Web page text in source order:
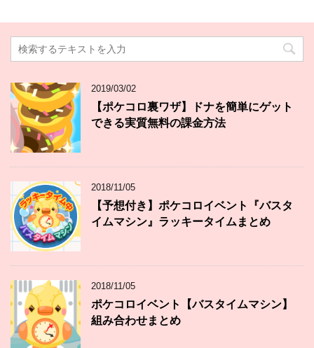
2019/03/02
【ポケコロ裏ワザ】ドナを簡単にゲット
できる実質無料の課金方法
2018/11/05
【予想付き】ポケコロイベント『バスタ
イムマシン』ラッキータイムまとめ
2018/11/05
ポケコロイベント【バスタイムマシン】
組み合わせまとめ